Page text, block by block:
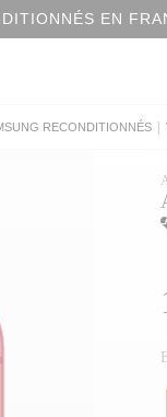
EN FRANCE
RECONDITIONNÉS